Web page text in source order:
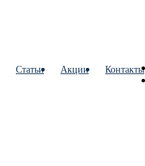
Статьи Акции Контакты